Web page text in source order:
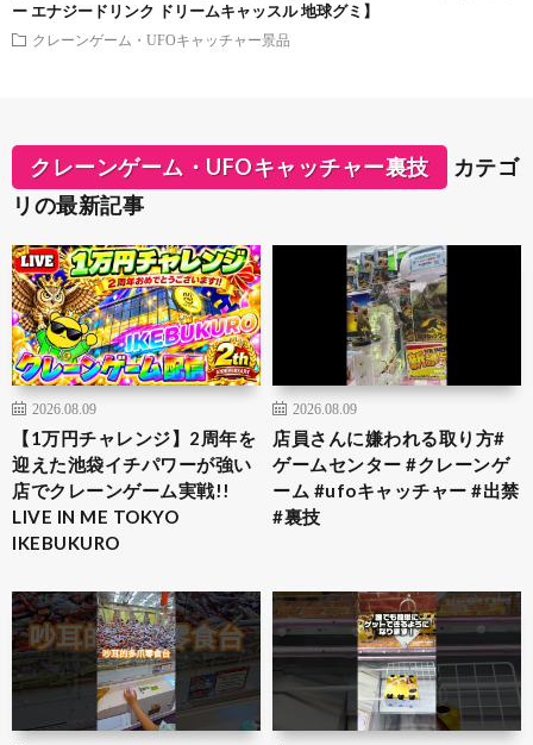
ー エナジードリンク ドリームキャッスル 地球グミ】
クレーンゲーム・UFOキャッチャー景品
クレーンゲーム・UFOキャッチャー裏技
カテゴ
リの最新記事
2026.08.09
【1万円チャレンジ】2周年を
迎えた池袋イチパワーが強い
店でクレーンゲーム実戦!!
LIVE IN ME TOKYO
IKEBUKURO
2026.08.09
店員さんに嫌われる取り方#
ゲームセンター #クレーンゲ
ーム #ufoキャッチャー #出禁
#裏技